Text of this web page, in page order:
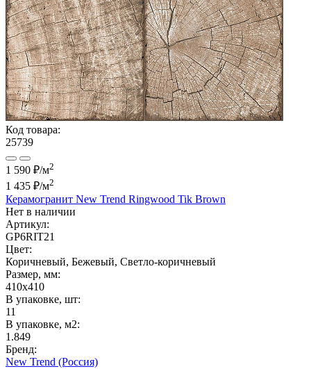
Код товара:
25739
1 590 ₽/м2
1 435 ₽/м2
Керамогранит New Trend Ringwood Tik Brown
Нет в наличии
Артикул:
GP6RIT21
Цвет:
Коричневый, Бежевый, Светло-коричневый
Размер, мм:
410x410
В упаковке, шт:
11
В упаковке, м2:
1.849
Бренд:
New Trend (Россия)